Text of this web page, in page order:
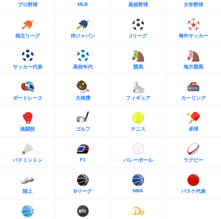
プロ野球 MLB 高校野球 大学野球
独立リーグ 侍ジャパン Jリーグ 海外サッカー
サッカー代表 高校年代 競馬 地方競馬
ボートレース 大相撲 フィギュア カーリング
格闘技 ゴルフ テニス 卓球
バドミントン F1 バレーボール ラグビー
陸上 Bリーグ NBA バスケ代表